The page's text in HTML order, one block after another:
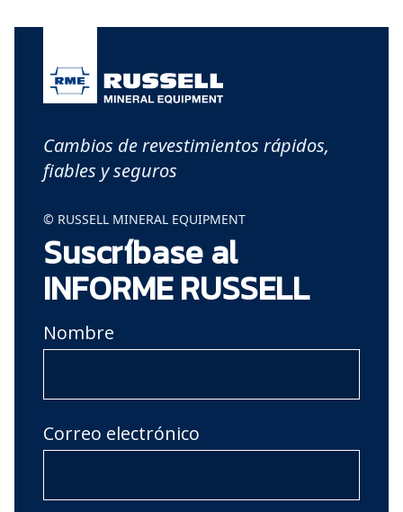
Cambios de revestimientos rápidos,
fiables y seguros
© RUSSELL MINERAL EQUIPMENT
Suscríbase al
INFORME RUSSELL
Nombre
Correo electrónico